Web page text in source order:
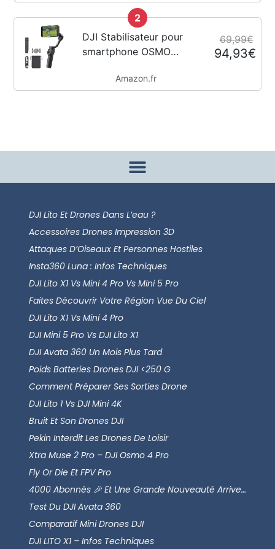
HorizonSteady,
résistant au froid,
longue durée, support
vertical à démontage...
2
DJI Stabilisateur pour
smartphone OSMO
pour téléphones, bras
69,99€
94,93€
Amazon.fr
DJI Lito Et Drones Dans L’eau ?
Accessoires Drones Impression 3D
Attaques D’Oiseaux Et Personnes Hostiles
Insta360 Luna : Infos Techniques
DJI Lito X1 Vs Mini 4 Pro Vs Mini 5 Pro
Faites Découvrir Votre Région Vue Du Ciel
DJI Lito X1 Vs Mini 4 Pro
DJI Mini 5 Pro Vs DJI Lito X1
DJI Avata 360 Un Mois Plus Tard
Poids Batteries Drones DJI <250 G
Comment Préparer Ses Sorties Drone
DJI Lito 1 Vs DJI Mini 4K
Bruit Et Son Drones DJI
Pekin Interdit Les Drones De Loisir
Xtra Muse 2 Pro – DJI Osmo 4 Pro
Fly Or Die Et FPV Pro
4000 Abonnés 🎉 Et Une Grande Nouveauté Arrive…
Test Du DJI Avata 360
Comparatif Mini Drones DJI
DJI LITO X1 – Infos Techniques